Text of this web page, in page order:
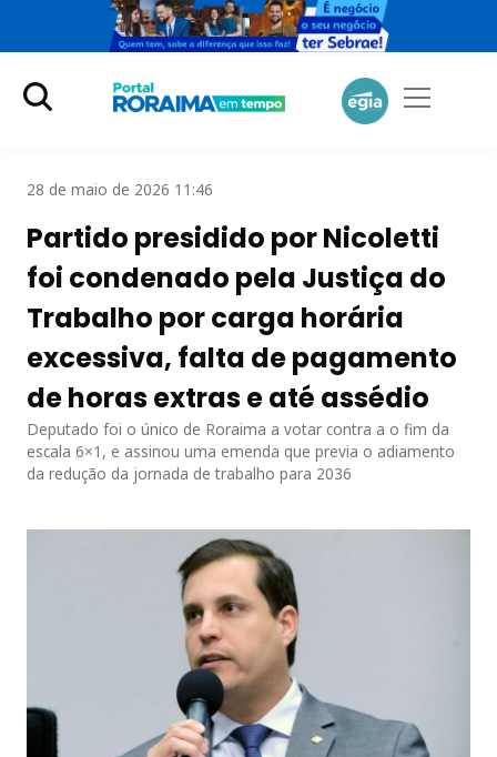
28 de maio de 2026 11:46
Partido presidido por Nicoletti
foi condenado pela Justiça do
Trabalho por carga horária
excessiva, falta de pagamento
de horas extras e até assédio
Deputado foi o único de Roraima a votar contra a o fim da
escala 6×1, e assinou uma emenda que previa o adiamento
da redução da jornada de trabalho para 2036